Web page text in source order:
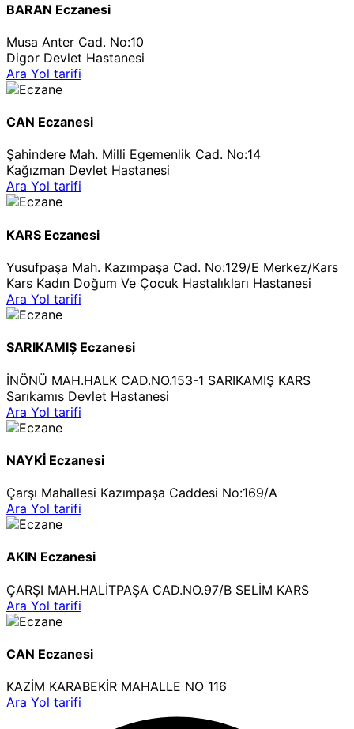
BARAN Eczanesi
Musa Anter Cad. No:10
Digor Devlet Hastanesi
Ara Yol tarifi
CAN Eczanesi
Şahindere Mah. Milli Egemenlik Cad. No:14
Kağızman Devlet Hastanesi
Ara Yol tarifi
KARS Eczanesi
Yusufpaşa Mah. Kazımpaşa Cad. No:129/E Merkez/Kars
Kars Kadın Doğum Ve Çocuk Hastalıkları Hastanesi
Ara Yol tarifi
SARIKAMIŞ Eczanesi
İNÖNÜ MAH.HALK CAD.NO.153-1 SARIKAMIŞ KARS
Sarıkamıs Devlet Hastanesi
Ara Yol tarifi
NAYKİ Eczanesi
Çarşı Mahallesi Kazımpaşa Caddesi No:169/A
Ara Yol tarifi
AKIN Eczanesi
ÇARŞI MAH.HALİTPAŞA CAD.NO.97/B SELİM KARS
Ara Yol tarifi
CAN Eczanesi
KAZİM KARABEKİR MAHALLE NO 116
Ara Yol tarifi